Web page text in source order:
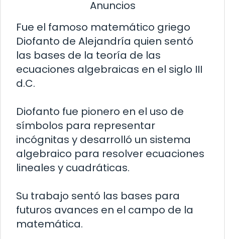
Anuncios
Fue el famoso matemático griego
Diofanto de Alejandría quien sentó
las bases de la teoría de las
ecuaciones algebraicas en el siglo III
d.C.
Diofanto fue pionero en el uso de
símbolos para representar
incógnitas y desarrolló un sistema
algebraico para resolver ecuaciones
lineales y cuadráticas.
Su trabajo sentó las bases para
futuros avances en el campo de la
matemática.